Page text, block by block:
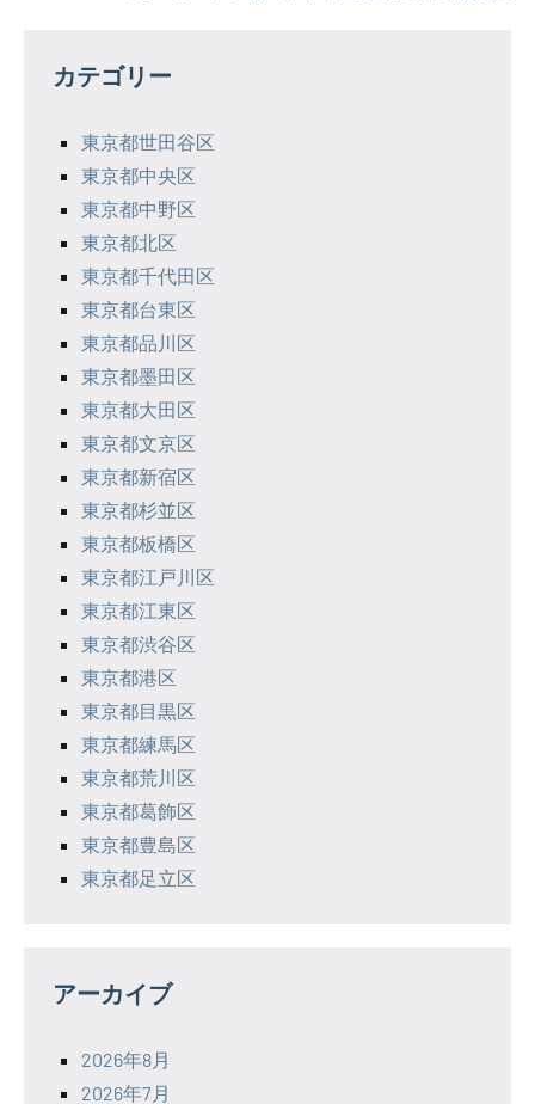
ー
カテゴリー
東京都世田谷区
東京都中央区
東京都中野区
東京都北区
東京都千代田区
東京都台東区
東京都品川区
東京都墨田区
東京都大田区
東京都文京区
東京都新宿区
東京都杉並区
東京都板橋区
東京都江戸川区
東京都江東区
東京都渋谷区
東京都港区
東京都目黒区
東京都練馬区
東京都荒川区
東京都葛飾区
東京都豊島区
東京都足立区
アーカイブ
2026年8月
2026年7月